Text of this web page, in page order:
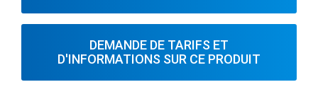
DEMANDE DE TARIFS ET
D'INFORMATIONS SUR CE PRODUIT